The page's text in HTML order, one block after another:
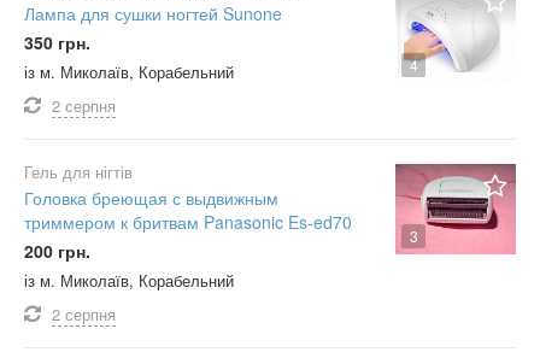
4
Лампа для сушки ногтей Sunone
350 грн.
із м. Миколаїв, Корабельний
2 серпня
3
Гель для нігтів
Головка бреющая с выдвижным
триммером к бритвам Panasonic Es-ed70
200 грн.
із м. Миколаїв, Корабельний
2 серпня